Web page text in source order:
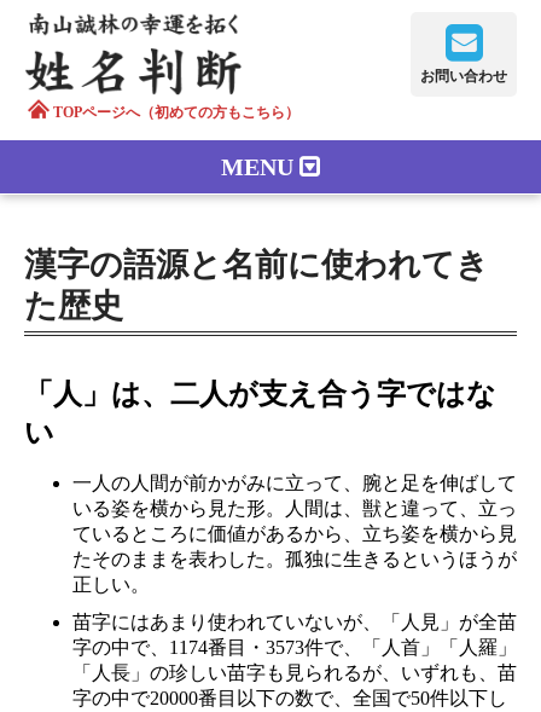
TOPページへ（初めての方もこちら）
お問い合わせ
MENU
正しい字画
漢字の語源
漢字の歴史
苗字100のルーツ
名前の変遷
話題の人 8/6更新
漢字の語源と名前に使われてき
た歴史
「人」は、二人が支え合う字ではな
い
一人の人間が前かがみに立って、腕と足を伸ばして
いる姿を横から見た形。人間は、獣と違って、立っ
ているところに価値があるから、立ち姿を横から見
たそのままを表わした。孤独に生きるというほうが
正しい。
苗字にはあまり使われていないが、「人見」が全苗
字の中で、1174番目・3573件で、「人首」「人羅」
「人長」の珍しい苗字も見られるが、いずれも、苗
字の中で20000番目以下の数で、全国で50件以下し